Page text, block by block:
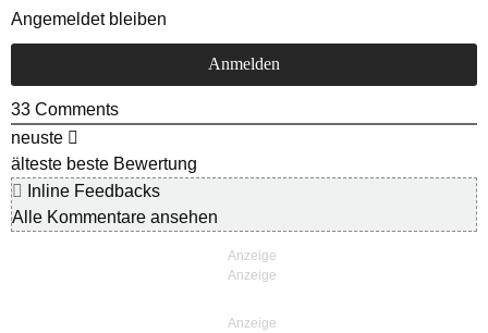
Angemeldet bleiben
33 Comments
neuste
älteste beste Bewertung
Inline Feedbacks
Alle Kommentare ansehen
Anzeige